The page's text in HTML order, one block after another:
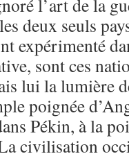
l’art de la
deux seuls
expérimenté
sont ces
lui la lumière
poignée
Pékin, à la
civilisation